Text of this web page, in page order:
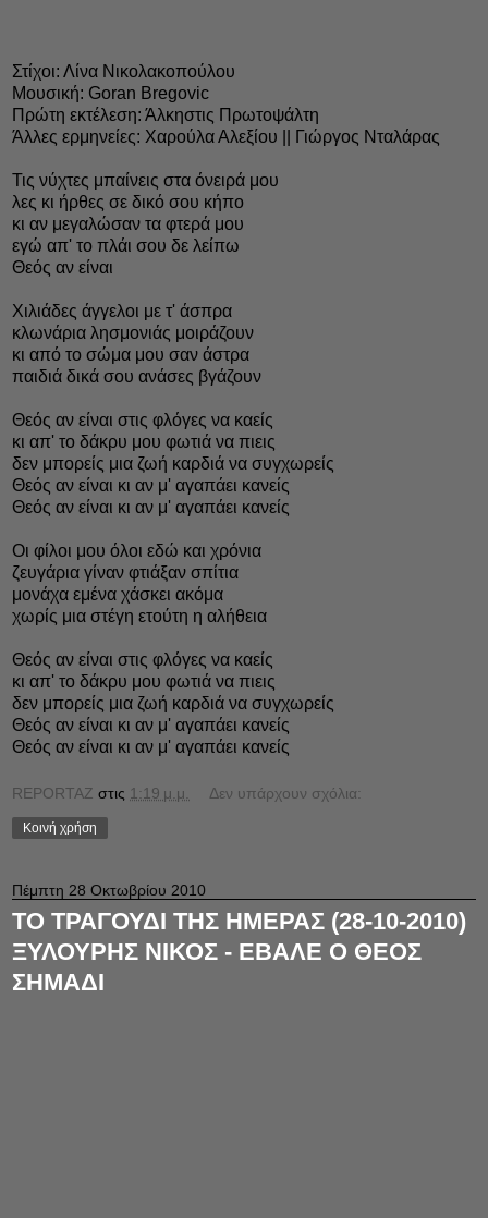
Στίχοι: Λίνα Νικολακοπούλου
Μουσική: Goran Bregovic
Πρώτη εκτέλεση: Άλκηστις Πρωτοψάλτη
Άλλες ερμηνείες: Χαρούλα Αλεξίου || Γιώργος Νταλάρας
Τις νύχτες μπαίνεις στα όνειρά μου
λες κι ήρθες σε δικό σου κήπο
κι αν μεγαλώσαν τα φτερά μου
εγώ απ' το πλάι σου δε λείπω
Θεός αν είναι
Χιλιάδες άγγελοι με τ' άσπρα
κλωνάρια λησμονιάς μοιράζουν
κι από το σώμα μου σαν άστρα
παιδιά δικά σου ανάσες βγάζουν
Θεός αν είναι στις φλόγες να καείς
κι απ' το δάκρυ μου φωτιά να πιεις
δεν μπορείς μια ζωή καρδιά να συγχωρείς
Θεός αν είναι κι αν μ' αγαπάει κανείς
Θεός αν είναι κι αν μ' αγαπάει κανείς
Οι φίλοι μου όλοι εδώ και χρόνια
ζευγάρια γίναν φτιάξαν σπίτια
μονάχα εμένα χάσκει ακόμα
χωρίς μια στέγη ετούτη η αλήθεια
Θεός αν είναι στις φλόγες να καείς
κι απ' το δάκρυ μου φωτιά να πιεις
δεν μπορείς μια ζωή καρδιά να συγχωρείς
Θεός αν είναι κι αν μ' αγαπάει κανείς
Θεός αν είναι κι αν μ' αγαπάει κανείς
REPORTAZ στις 1:19 μ.μ. Δεν υπάρχουν σχόλια:
Κοινή χρήση
Πέμπτη 28 Οκτωβρίου 2010
ΤΟ ΤΡΑΓΟΥΔΙ ΤΗΣ ΗΜΕΡΑΣ (28-10-2010)
ΞΥΛΟΥΡΗΣ ΝΙΚΟΣ - ΕΒΑΛΕ Ο ΘΕΟΣ
ΣΗΜΑΔΙ